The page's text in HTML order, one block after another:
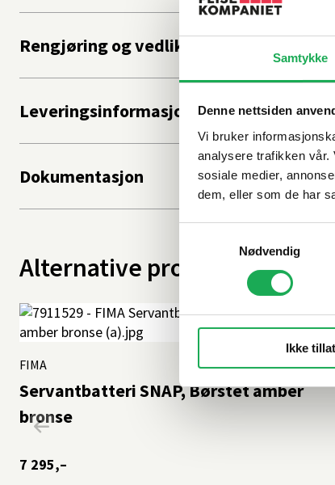
Samtykke
Denne nettsiden
Vi bruker
analysere trafikken vår.
sosiale medier,
dem, eller som de har
Nødvendig
Ikke tillat
Rengjøring og vedlikehold
Leveringsinformasjon
Dokumentasjon
Alternative produkter
Servantbatteri SNAP, Børstet amber
bronse
FIMA +7
7 295,–